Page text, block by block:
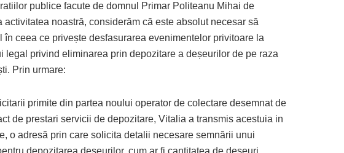
publice facute de domnul Primar Politeanu Mihai de
activitatea noastră, considerăm că este absolut necesar să
în ceea ce privește desfasurarea evenimentelor privitoare la
legal privind eliminarea prin depozitare a deșeurilor de pe raza
Prin urmare:
primite din partea noului operator de colectare desemnat de
de prestari servicii de depozitare, Vitalia a transmis acestuia in
o adresă prin care solicita detalii necesare semnării unui